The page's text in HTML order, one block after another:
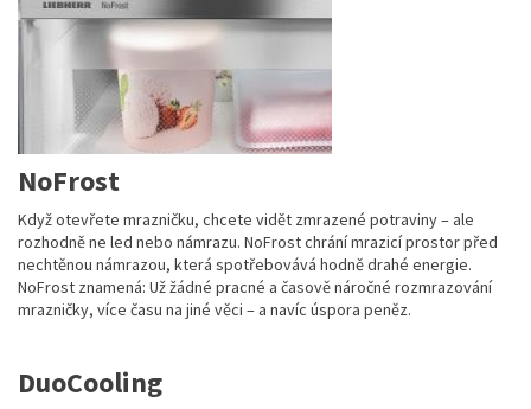
NoFrost
Když otevřete mrazničku, chcete vidět zmrazené potraviny – ale
rozhodně ne led nebo námrazu. NoFrost chrání mrazicí prostor před
nechtěnou námrazou, která spotřebovává hodně drahé energie.
NoFrost znamená: Už žádné pracné a časově náročné rozmrazování
mrazničky, více času na jiné věci – a navíc úspora peněz.
DuoCooling